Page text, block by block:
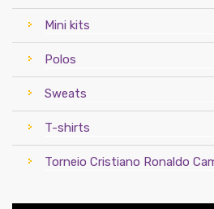
Mini kits
Polos
Sweats
T-shirts
Torneio Cristiano Ronaldo